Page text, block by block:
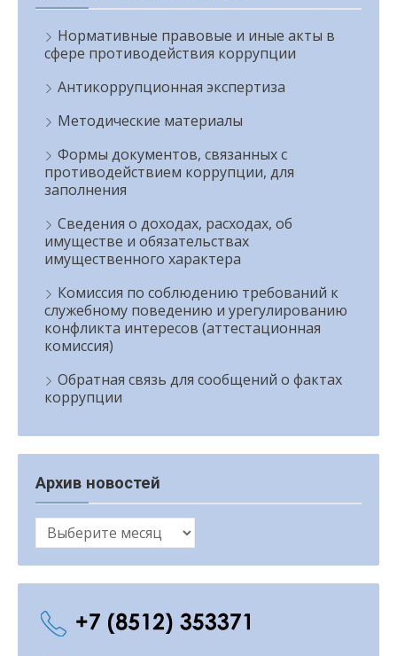
Нормативные правовые и иные акты в
сфере противодействия коррупции
Антикоррупционная экспертиза
Методические материалы
Формы документов, связанных с
противодействием коррупции, для
заполнения
Сведения о доходах, расходах, об
имуществе и обязательствах
имущественного характера
Комиссия по соблюдению требований к
служебному поведению и урегулированию
конфликта интересов (аттестационная
комиссия)
Обратная связь для сообщений о фактах
коррупции
Архив новостей
Архив
новостей